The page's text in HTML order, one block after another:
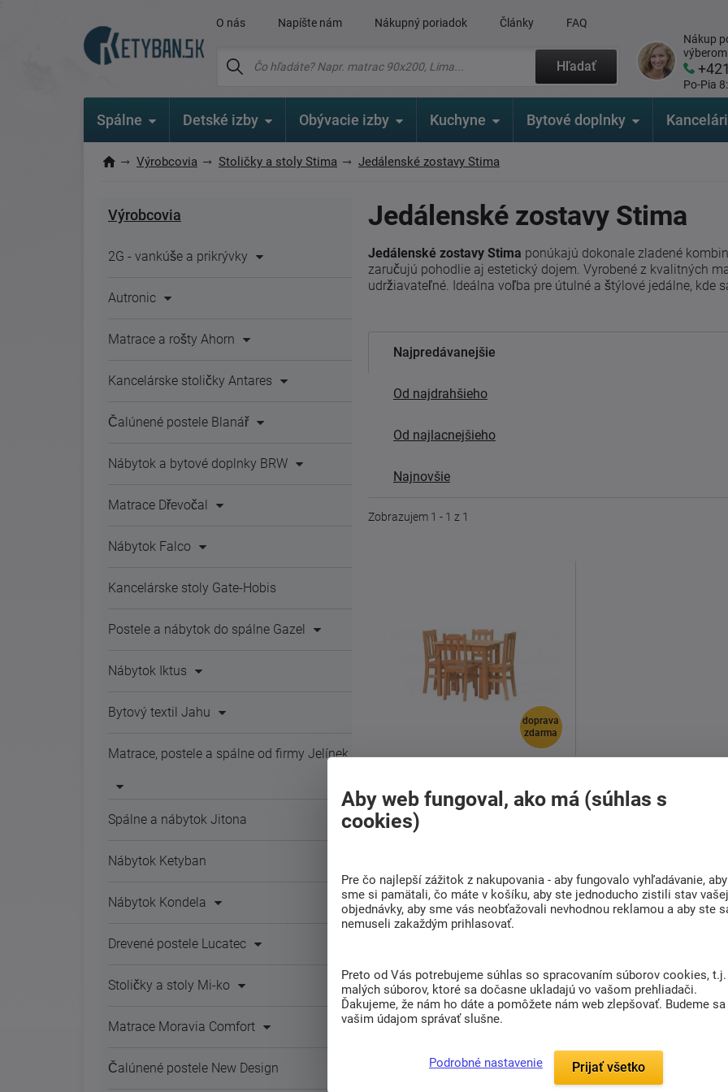
O nás Napíšte nám Nákupný poriadok Články FAQ
Hľadať
Nákup
výberom
Po-Pia
Spálne Detské izby Obývacie izby Kuchyne Bytové doplnky
Výrobcovia Stoličky a stoly Stima Jedálenské zostavy Stima
Výrobcovia
2G - vankúše a prikrývky
Autronic
Matrace a rošty Ahorn
Kancelárske stoličky Antares
Čalúnené postele Blanář
Nábytok a bytové doplnky BRW
Matrace Dřevočal
Nábytok Falco
Kancelárske stoly Gate-Hobis
Postele a nábytok do spálne Gazel
Nábytok Iktus
Bytový textil Jahu
Matrace, postele a spálne od firmy Jelínek
Spálne a nábytok Jitona
Nábytok Ketyban
Nábytok Kondela
Drevené postele Lucatec
Stoličky a stoly Mi-ko
Matrace Moravia Comfort
Čalúnené postele New Design
Jedálenské zostavy Stima
Jedálenské zostavy Stima ponúkajú dokonale zladené
zaručujú pohodlie aj estetický dojem. Vyrobené z kvalitných
udržiavateľné. Ideálna voľba pre útulné a štýlové jedálne, kde
Najpredávanejšie
Od najdrahšieho
Od najlacnejšieho
Najnovšie
Zobrazujem 1 - 1 z 1
doprava
zdarma
I + stůl Pino
564,00 €
Jedálenská zostava stolička Pino
I + stôl Pino.
Detail
Zákazníci tiež nakupujú
Aby web fungoval, ako má (súhlas s
cookies)
Pre čo najlepší zážitok z nakupovania - aby fungovalo vyhľadávanie, aby
sme si pamätali, čo máte v košíku, aby ste jednoducho zistili stav
objednávky, aby sme vás neobťažovali nevhodnou reklamou a aby ste
nemuseli zakaždým prihlasovať.
Preto od Vás potrebujeme súhlas so spracovaním súborov cookies, t.j.
malých súborov, ktoré sa dočasne ukladajú vo vašom prehliadači.
Ďakujeme, že nám ho dáte a pomôžete nám web zlepšovať. Budeme
vašim údajom správať slušne.
Podrobné nastavenie Prijať všetko